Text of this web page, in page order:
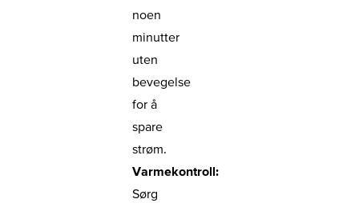
noen
minutter
uten
bevegelse
for å
spare
strøm.
Varmekontroll:
Sørg